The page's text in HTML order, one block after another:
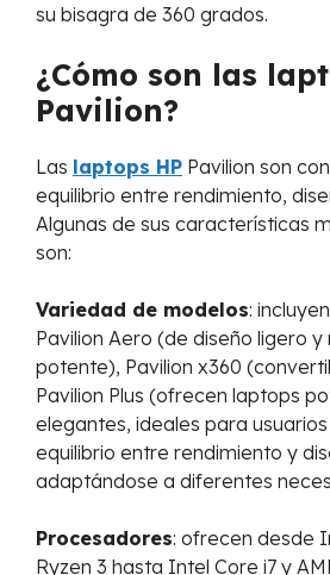
su bisagra de 360 grados.
¿Cómo son las
Pavilion?
Las laptops HP Pavilion son
equilibrio entre rendimiento,
Algunas de sus características
son:
Variedad de modelos:
Pavilion Aero (de diseño ligero
potente), Pavilion x360
Pavilion Plus (ofrecen laptops
elegantes, ideales para
equilibrio entre rendimiento y
adaptándose a diferentes
Procesadores: ofrecen desde
Ryzen 3 hasta Intel Core i7 y